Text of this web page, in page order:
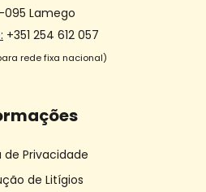
095 Lamego
+351 254 612 057
rede fixa nacional)
de Privacidade
de Litígios